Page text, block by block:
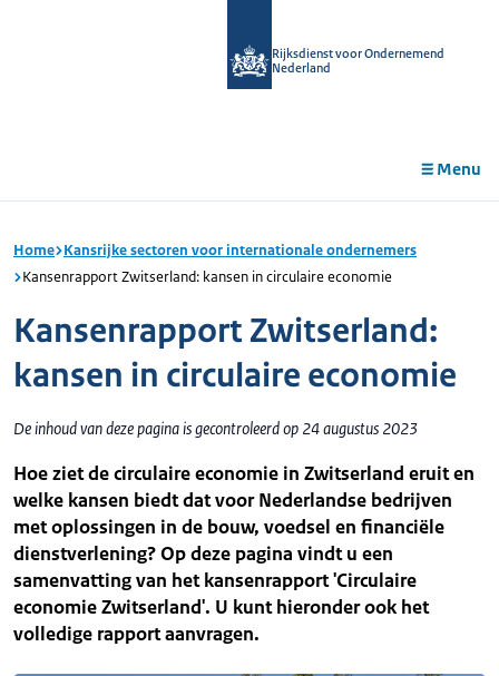
Rijksdienst voor Ondernemend
Nederland
Menu
Home Kansrijke sectoren voor internationale ondernemers
Kansenrapport Zwitserland: kansen in circulaire economie
Kansenrapport Zwitserland:
kansen in circulaire economie
De inhoud van deze pagina is gecontroleerd op 24 augustus 2023
Hoe ziet de circulaire economie in Zwitserland eruit en
welke kansen biedt dat voor Nederlandse bedrijven
met oplossingen in de bouw, voedsel en financiële
dienstverlening? Op deze pagina vindt u een
samenvatting van het kansenrapport 'Circulaire
economie Zwitserland'. U kunt hieronder ook het
volledige rapport aanvragen.